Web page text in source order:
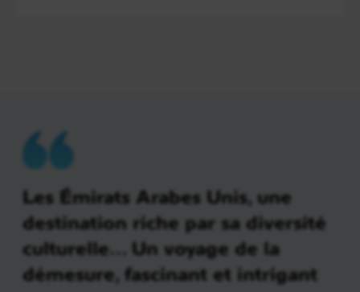
Les Émirats Arabes Unis, une
destination riche par sa diversité
culturelle… Un voyage de la
démesure, fascinant et intrigant